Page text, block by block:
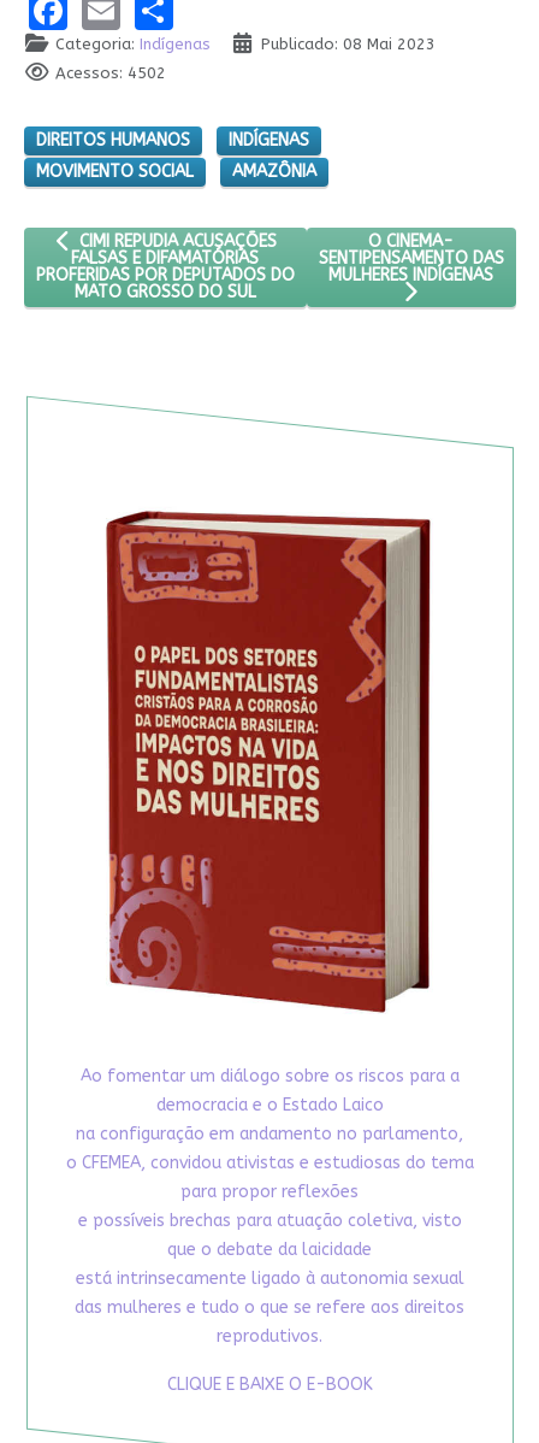
Categoria: Indígenas
Publicado: 08 Mai 2023
Acessos: 4502
DIREITOS HUMANOS
INDÍGENAS
MOVIMENTO SOCIAL
AMAZÔNIA
ARTIGO ANTERIOR: CIMI REPUDIA ACUSAÇÕES FALSAS E
CIMI REPUDIA ACUSAÇÕES
FALSAS E DIFAMATÓRIAS
PROFERIDAS POR DEPUTADOS DO
MATO GROSSO DO SUL
PRÓXIMO ARTIGO: O
O CINEMA-
SENTIPENSAMENTO DAS
MULHERES INDÍGENAS
Ao fomentar um diálogo sobre os riscos para a
democracia e o Estado Laico
na configuração em andamento no parlamento,
o CFEMEA, convidou ativistas e estudiosas do tema
para propor reflexões
e possíveis brechas para atuação coletiva, visto
que o debate da laicidade
está intrinsecamente ligado à autonomia sexual
das mulheres e tudo o que se refere aos direitos
reprodutivos.
CLIQUE E BAIXE O E-BOOK